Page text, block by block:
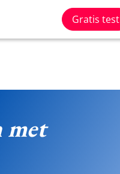
Gratis test
met